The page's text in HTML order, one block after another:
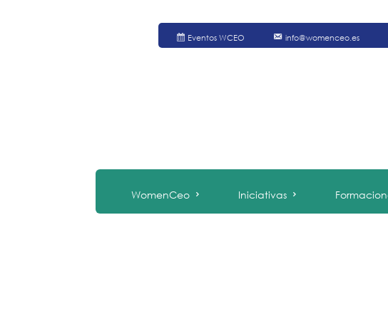
Eventos WCEO info@womenceo.es
WomenCeo Iniciativas